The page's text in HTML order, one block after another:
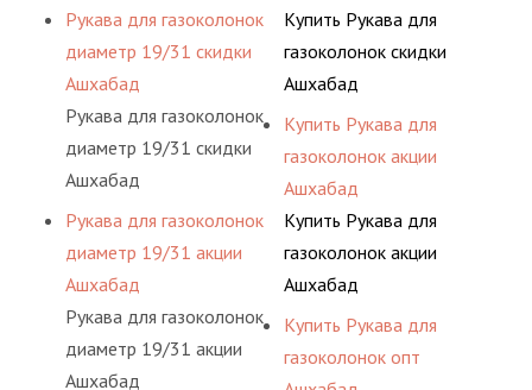
Рукава для газоколонок
диаметр 19/31 скидки
Ашхабад
Рукава для газоколонок
диаметр 19/31 скидки
Ашхабад
Рукава для газоколонок
диаметр 19/31 акции
Ашхабад
Рукава для газоколонок
диаметр 19/31 акции
Ашхабад
Купить Рукава для
газоколонок скидки
Ашхабад
Купить Рукава для
газоколонок акции
Ашхабад
Купить Рукава для
газоколонок акции
Ашхабад
Купить Рукава для
газоколонок опт